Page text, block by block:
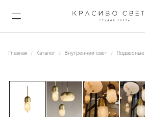
Главная Каталог Внутренний свет Подвесные